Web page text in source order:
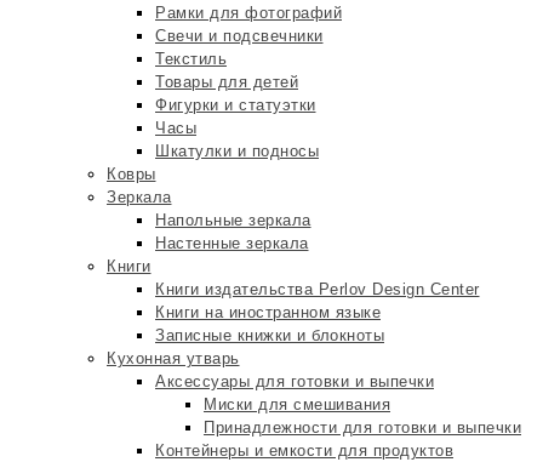
Рамки для фотографий
Свечи и подсвечники
Текстиль
Товары для детей
Фигурки и статуэтки
Часы
Шкатулки и подносы
Ковры
Зеркала
Напольные зеркала
Настенные зеркала
Книги
Книги издательства Perlov Design Center
Книги на иностранном языке
Записные книжки и блокноты
Кухонная утварь
Аксессуары для готовки и выпечки
Миски для смешивания
Принадлежности для готовки и выпечки
Контейнеры и емкости для продуктов